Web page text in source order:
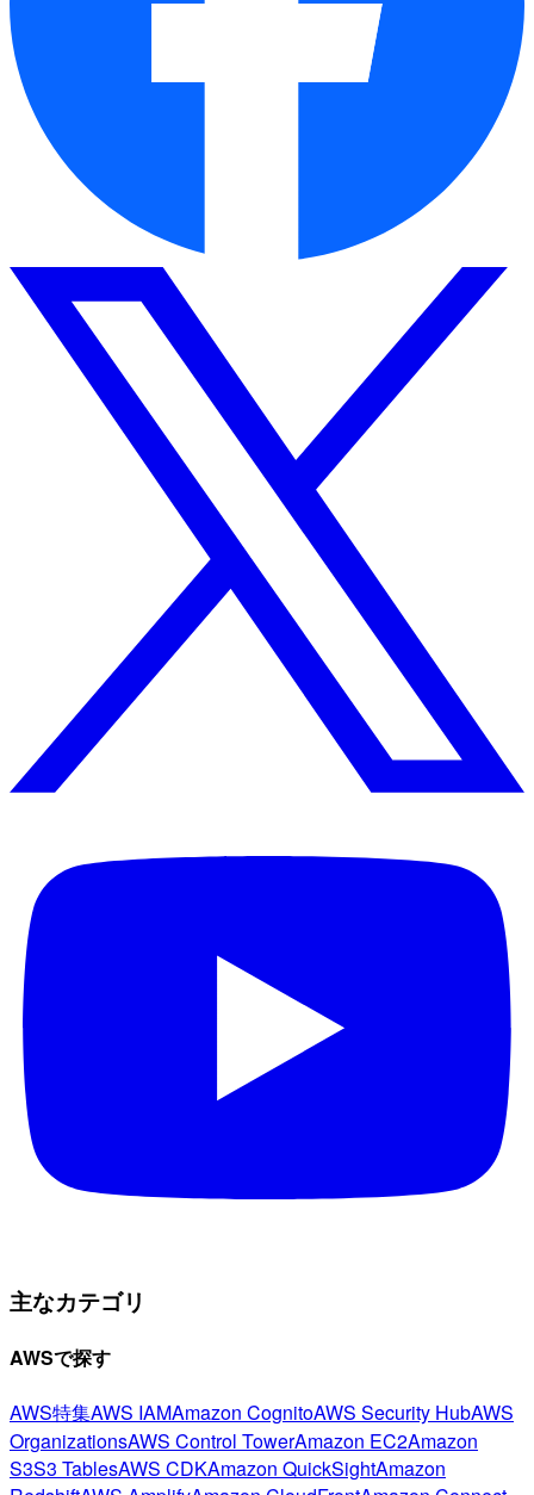
主なカテゴリ
AWSで探す
AWS特集AWS IAMAmazon CognitoAWS Security HubAWS
OrganizationsAWS Control TowerAmazon EC2Amazon
S3S3 TablesAWS CDKAmazon QuickSightAmazon